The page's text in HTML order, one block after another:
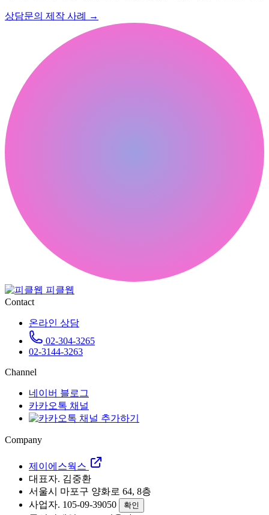
상담문의 제작 사례 →
피클웹
Contact
온라인 상담
02-304-3265
02-3144-3263
Channel
네이버 블로그
카카오톡 채널
Company
제이에스웍스
대표자. 김중환
서울시 마포구 양화로 64, 8층
사업자. 105-09-39050
확인